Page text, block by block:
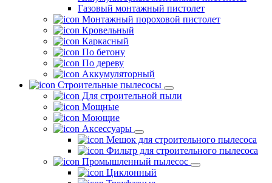
Газовый монтажный пистолет
Монтажный пороховой пистолет
Кровельный
Каркасный
По бетону
По дереву
Аккумуляторный
Строительные пылесосы
Для строительной пыли
Мощные
Моющие
Аксессуары
Мешок для строительного пылесоса
Фильтр для строительного пылесоса
Промышленный пылесос
Циклонный